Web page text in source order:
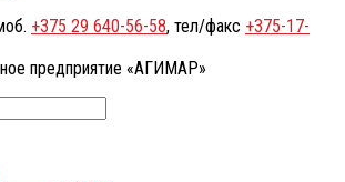
+375 29 640-56-58, тел/факс +375-17-
предприятие «АГИМАР»